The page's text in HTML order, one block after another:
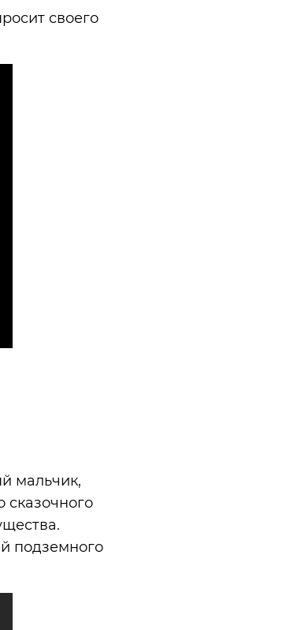
своего
мальчик,
сказочного
подземного